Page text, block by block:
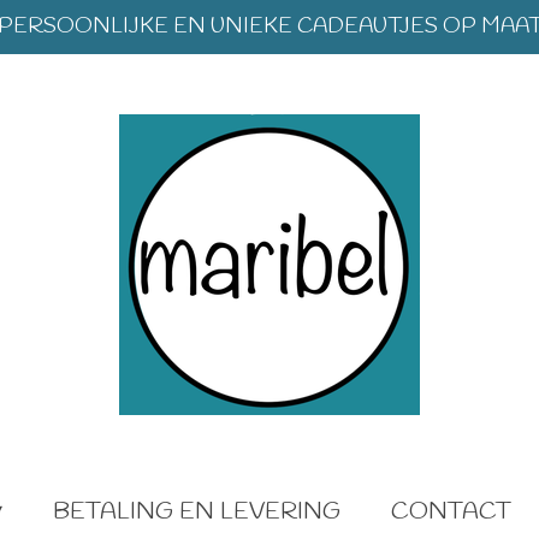
PERSOONLIJKE EN UNIEKE CADEAUTJES OP
BETALING EN LEVERING CONTACT